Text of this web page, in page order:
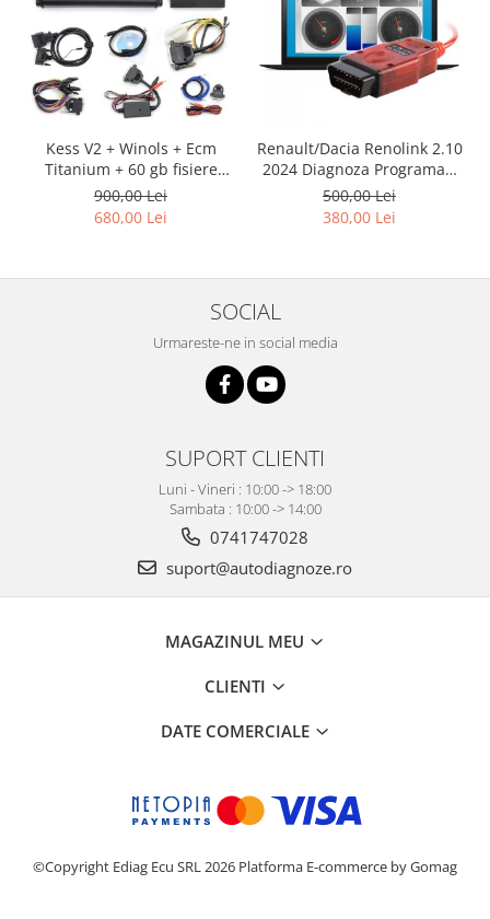
Kess V2 + Winols + Ecm
Titanium + 60 gb fisiere
Damos
900,00 Lei
680,00 Lei
Renault/Dacia Renolink 2.10
2024 Diagnoza Programari
Chei UCH
500,00 Lei
380,00 Lei
SOCIAL
Urmareste-ne in social media
SUPORT CLIENTI
Luni - Vineri : 10:00 -> 18:00
Sambata : 10:00 -> 14:00
0741747028
suport@autodiagnoze.ro
MAGAZINUL MEU
CLIENTI
DATE COMERCIALE
©Copyright Ediag Ecu SRL 2026 Platforma E-commerce by Gomag